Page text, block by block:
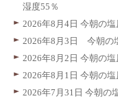
湿度55％
2026年8月4日 今朝の
2026年8月3日 今朝
2026年8月2日 今朝の
2026年8月1日 今朝の
2026年7月31日 今朝の